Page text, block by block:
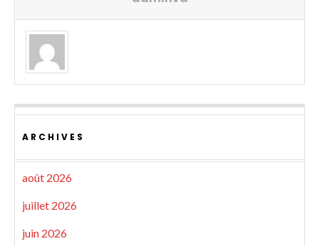
ARCHIVES
août 2026
juillet 2026
juin 2026